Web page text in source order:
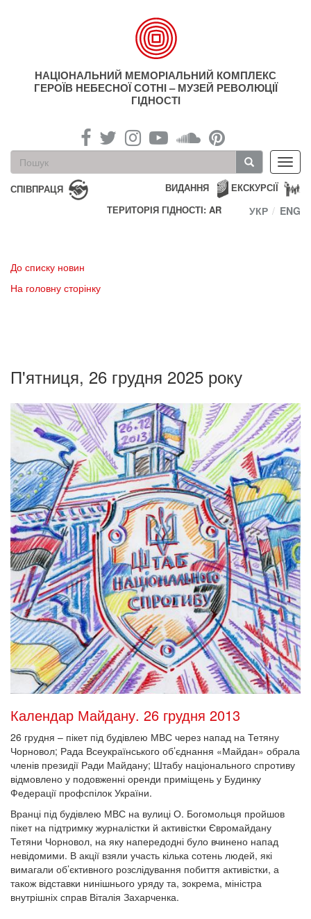
НАЦІОНАЛЬНИЙ МЕМОРІАЛЬНИЙ КОМПЛЕКС
ГЕРОЇВ НЕБЕСНОЇ СОТНІ – МУЗЕЙ РЕВОЛЮЦІЇ
ГІДНОСТІ
Пошукова
форма
Пошук
СПІВПРАЦЯ ЕКСКУРСІЇ
ВИДАННЯ
ТЕРИТОРІЯ ГІДНОСТІ: AR
УКР ENG
До списку новин
На головну сторінку
П'ятниця, 26 грудня 2025 року
Календар Майдану. 26 грудня 2013
26 грудня – пікет під будівлею МВС через напад на Тетяну
Чорновол; Рада Всеукраїнського об’єднання «Майдан» обрала
членів президії Ради Майдану; Штабу національного спротиву
відмовлено у подовженні оренди приміщень у Будинку
Федерації профспілок України.
Вранці під будівлею МВС на вулиці О. Богомольця пройшов
пікет на підтримку журналістки й активістки Євромайдану
Тетяни Чорновол, на яку напередодні було вчинено напад
невідомими. В акції взяли участь кілька сотень людей, які
вимагали об’єктивного розслідування побиття активістки, а
також відставки нинішнього уряду та, зокрема, міністра
внутрішніх справ Віталія Захарченка.